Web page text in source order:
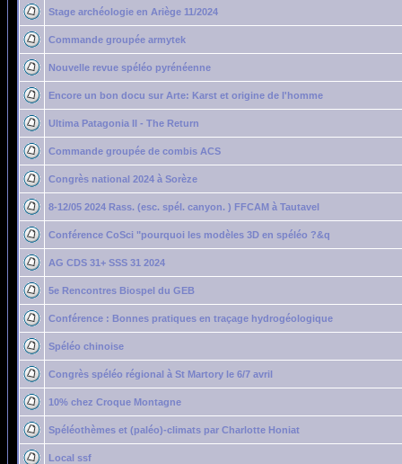
Stage archéologie en Ariège 11/2024
Commande groupée armytek
Nouvelle revue spéléo pyrénéenne
Encore un bon docu sur Arte: Karst et origine de l'homme
Ultima Patagonia II - The Return
Commande groupée de combis ACS
Congrès national 2024 à Sorèze
8-12/05 2024 Rass. (esc. spél. canyon. ) FFCAM à Tautavel
Conférence CoSci "pourquoi les modèles 3D en spéléo ?&q
AG CDS 31+ SSS 31 2024
5e Rencontres Biospel du GEB
Conférence : Bonnes pratiques en traçage hydrogéologique
Spéléo chinoise
Congrès spéléo régional à St Martory le 6/7 avril
10% chez Croque Montagne
Spéléothèmes et (paléo)-climats par Charlotte Honiat
Local ssf